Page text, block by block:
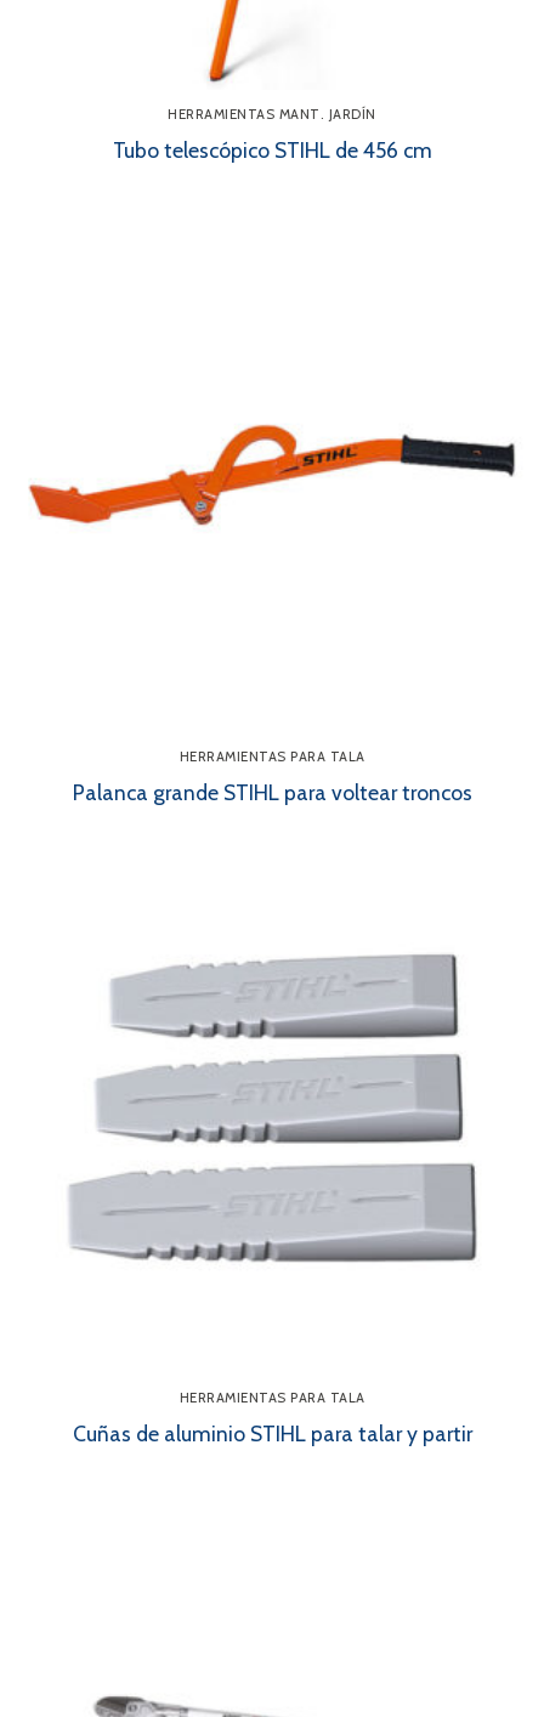
HERRAMIENTAS MANT. JARDÍN
Tubo telescópico STIHL de 456 cm
HERRAMIENTAS PARA TALA
Palanca grande STIHL para voltear troncos
HERRAMIENTAS PARA TALA
Cuñas de aluminio STIHL para talar y partir